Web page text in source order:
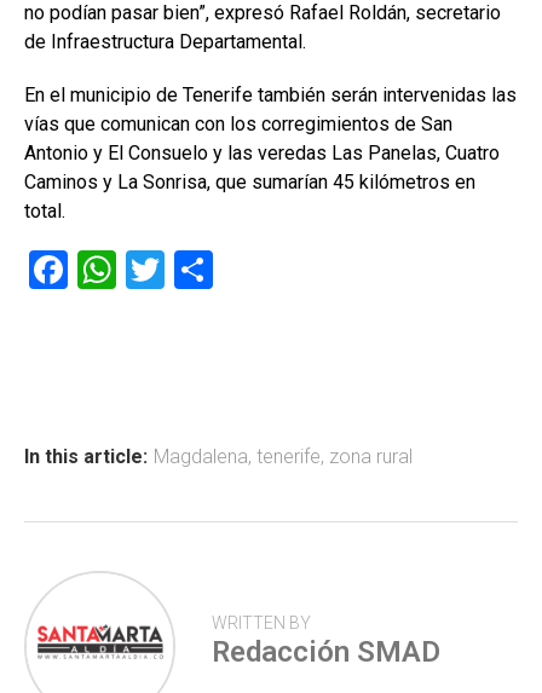
no podían pasar bien”, expresó Rafael Roldán, secretario
de Infraestructura Departamental.
En el municipio de Tenerife también serán intervenidas las
vías que comunican con los corregimientos de San
Antonio y El Consuelo y las veredas Las Panelas, Cuatro
Caminos y La Sonrisa, que sumarían 45 kilómetros en
total.
F
ok
W
p
T
tir
In this article: Magdalena, tenerife, zona rural
WRITTEN BY
Redacción SMAD